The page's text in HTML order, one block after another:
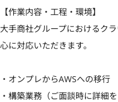
【作業内容・工程・環境】
大手商社グループにおけるク
心に対応いただきます。
・オンプレからAWSへの移行
・構築業務（ご面談時に詳細